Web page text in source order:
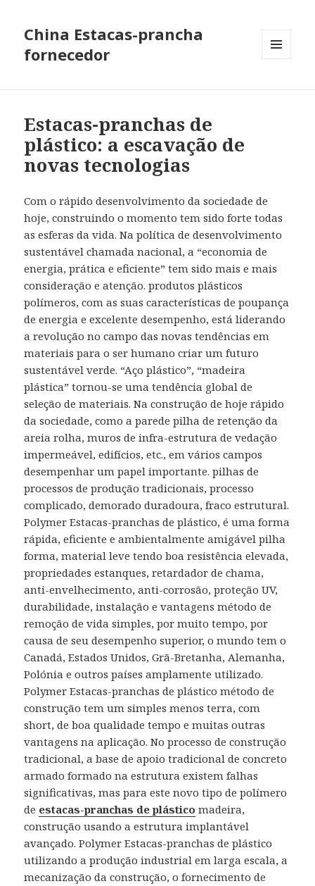
China Estacas-prancha
fornecedor
Estacas-pranchas de
plástico: a escavação de
novas tecnologias
Com o rápido desenvolvimento da sociedade de
hoje, construindo o momento tem sido forte todas
as esferas da vida. Na política de desenvolvimento
sustentável chamada nacional, a “economia de
energia, prática e eficiente” tem sido mais e mais
consideração e atenção. produtos plásticos
polímeros, com as suas características de poupança
de energia e excelente desempenho, está liderando
a revolução no campo das novas tendências em
materiais para o ser humano criar um futuro
sustentável verde. “Aço plástico”, “madeira
plástica” tornou-se uma tendência global de
seleção de materiais. Na construção de hoje rápido
da sociedade, como a parede pilha de retenção da
areia rolha, muros de infra-estrutura de vedação
impermeável, edifícios, etc., em vários campos
desempenhar um papel importante. pilhas de
processos de produção tradicionais, processo
complicado, demorado duradoura, fraco estrutural.
Polymer Estacas-pranchas de plástico, é uma forma
rápida, eficiente e ambientalmente amigável pilha
forma, material leve tendo boa resistência elevada,
propriedades estanques, retardador de chama,
anti-envelhecimento, anti-corrosão, proteção UV,
durabilidade, instalação e vantagens método de
remoção de vida simples, por muito tempo, por
causa de seu desempenho superior, o mundo tem o
Canadá, Estados Unidos, Grã-Bretanha, Alemanha,
Polónia e outros países amplamente utilizado.
Polymer Estacas-pranchas de plástico método de
construção tem um simples menos terra, com
short, de boa qualidade tempo e muitas outras
vantagens na aplicação. No processo de construção
tradicional, a base de apoio tradicional de concreto
armado formado na estrutura existem falhas
significativas, mas para este novo tipo de polímero
de estacas-pranchas de plástico madeira,
construção usando a estrutura implantável
avançado. Polymer Estacas-pranchas de plástico
utilizando a produção industrial em larga escala, a
mecanização da construção, o fornecimento de